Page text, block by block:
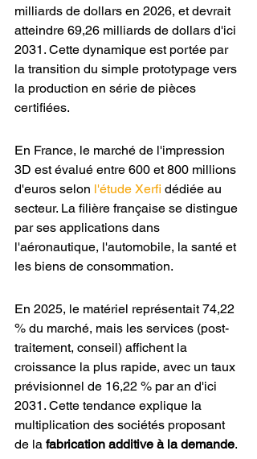
milliards de dollars en 2026, et devrait
atteindre 69,26 milliards de dollars d'ici
2031. Cette dynamique est portée par
la transition du simple prototypage vers
la production en série de pièces
certifiées.
En France, le marché de l'impression
3D est évalué entre 600 et 800 millions
d'euros selon l'étude Xerfi dédiée au
secteur. La filière française se distingue
par ses applications dans
l'aéronautique, l'automobile, la santé et
les biens de consommation.
En 2025, le matériel représentait 74,22
% du marché, mais les services (post-
traitement, conseil) affichent la
croissance la plus rapide, avec un taux
prévisionnel de 16,22 % par an d'ici
2031. Cette tendance explique la
multiplication des sociétés proposant
de la fabrication additive à la demande.